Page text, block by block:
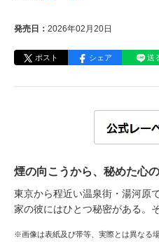
発売日： 2026年02月20日
ポスト シェア 送
煙の向こうから、秘めた心
東京から程近い温泉街・湯河原
家の彼にはひとつ秘密がある。
※画像は表紙及び帯等、実際とは異なる場